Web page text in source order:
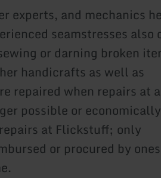
experts, and mechanics
seamstresses also
or darning broken
handicrafts as well as
repaired when repairs at a
possible or
at Flickstuff; only
or procured by